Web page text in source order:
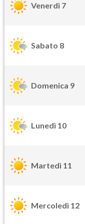
Venerdì 7
Sabato 8
Domenica 9
Lunedì 10
Martedì 11
Mercoledì 12